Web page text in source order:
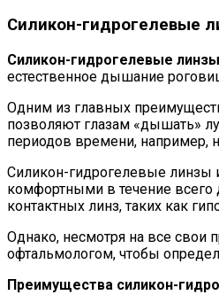
Силикон-гидрогелевые
Силикон-гидрогелевые линзы
естественное дышание
Одним из главных
позволяют глазам «дышать»
периодов времени, например,
Силикон-гидрогелевые линзы
комфортными в течение всего
контактных линз, таких как
Однако, несмотря на все свои
офтальмологом, чтобы
Преимущества силикон-